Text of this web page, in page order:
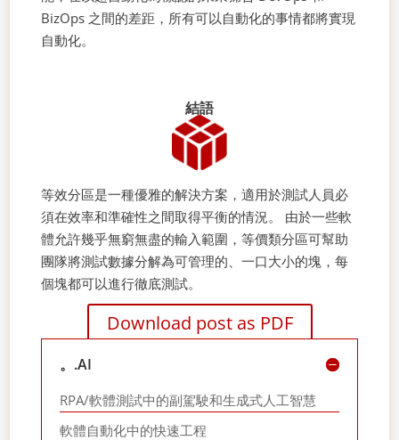
BizOps 之間的差距，所有可以自動化的事情都將實現
自動化。
結語
等效分區是一種優雅的解決方案，適用於測試人員必
須在效率和準確性之間取得平衡的情況。 由於一些軟
體允許幾乎無窮無盡的輸入範圍，等價類分區可幫助
團隊將測試數據分解為可管理的、一口大小的塊，每
個塊都可以進行徹底測試。
Download post as PDF
。.AI
RPA/軟體測試中的副駕駛和生成式人工智慧
軟體自動化中的快速工程